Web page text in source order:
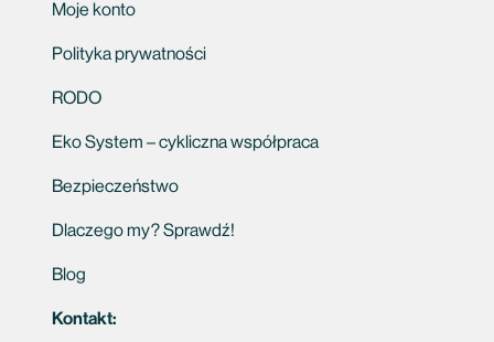
Moje konto
Polityka prywatności
RODO
Eko System – cykliczna współpraca
Bezpieczeństwo
Dlaczego my? Sprawdź!
Blog
Kontakt: